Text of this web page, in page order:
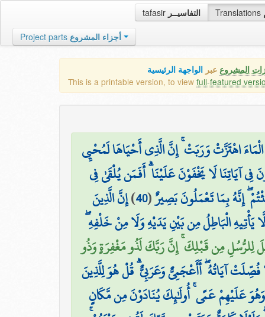
tafasir التفاسيــر Translations
Project parts أجزاء المشروع
المشروع عبر الواجهة الرئيسية
This is a printable version, to view full-featured
اهْتَزَّتْ وَرَبَتْ ۚ إِنَّ الَّذِي أَحْيَاهَا لَمُحْيِي
آيَاتِنَا لَا يَخْفَوْنَ عَلَيْنَا ۗ أَفَمَن يُلْقَىٰ فِي
إِنَّهُ بِمَا تَعْمَلُونَ بَصِيرٌ(
40
)إِنَّ الَّذِينَ
لَّا يَأْتِيهِ الْبَاطِلُ مِن بَيْنِ يَدَيْهِ وَلَا مِنْ خَلْفِهِ ۖ
لِلرُّسُلِ مِن قَبْلِكَ ۚ إِنَّ رَبَّكَ لَذُو مَغْفِرَةٍ وَذُو
فُصِّلَتْ آيَاتُهُ ۖ أَأَعْجَمِيٌّ وَعَرَبِيٌّ ۗ قُلْ هُوَ لِلَّذِينَ
وَهُوَ عَلَيْهِمْ عَمًى ۚ أُولَٰئِكَ يُنَادَوْنَ مِن مَّكَانٍ